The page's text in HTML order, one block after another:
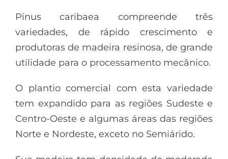
Pinus caribaea compreende três
variedades, de rápido crescimento e
produtoras de madeira resinosa, de grande
utilidade para o processamento mecânico.
O plantio comercial com esta variedade
tem expandido para as regiões Sudeste e
Centro-Oeste e algumas áreas das regiões
Norte e Nordeste, exceto no Semiárido.